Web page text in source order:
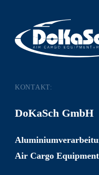
KONTAKT:
DoKaSch GmbH
Air Cargo